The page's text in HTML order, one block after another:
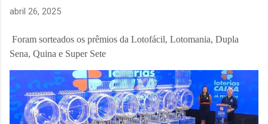
abril 26, 2025
Foram sorteados os prêmios da Lotofácil, Lotomania, Dupla
Sena, Quina e Super Sete